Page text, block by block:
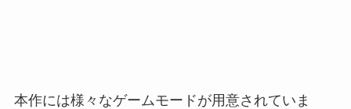
本作には様々なゲームモードが用意されていま